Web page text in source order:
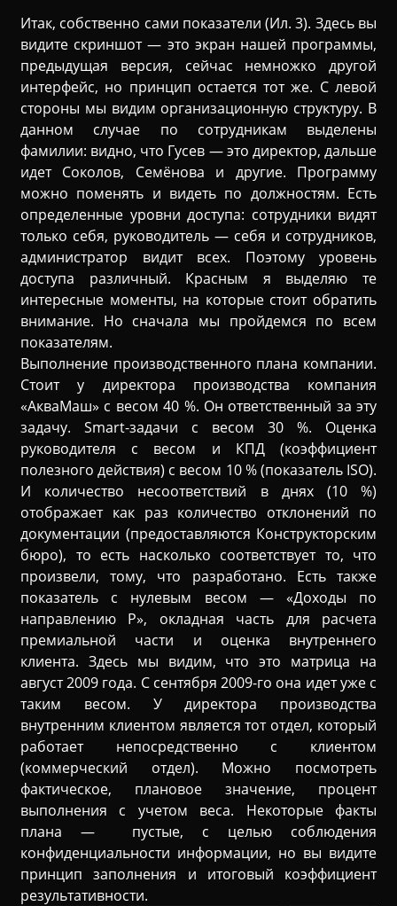
Итак, собственно сами показатели (Ил. 3). Здесь вы
видите скриншот — это экран нашей программы,
предыдущая версия, сейчас немножко другой
интерфейс, но принцип остается тот же. С левой
стороны мы видим организационную структуру. В
данном случае по сотрудникам выделены
фамилии: видно, что Гусев — это директор, дальше
идет Соколов, Семёнова и другие. Программу
можно поменять и видеть по должностям. Есть
определенные уровни доступа: сотрудники видят
только себя, руководитель — себя и сотрудников,
администратор видит всех. Поэтому уровень
доступа различный. Красным я выделяю те
интересные моменты, на которые стоит обратить
внимание. Но сначала мы пройдемся по всем
показателям.
Выполнение производственного плана компании.
Стоит у директора производства компания
«АкваМаш» с весом 40 %. Он ответственный за эту
задачу. Smart-задачи с весом 30 %. Оценка
руководителя с весом и КПД (коэффициент
полезного действия) с весом 10 % (показатель ISO).
И количество несоответствий в днях (10 %)
отображает как раз количество отклонений по
документации (предоставляются Конструкторским
бюро), то есть насколько соответствует то, что
произвели, тому, что разработано. Есть также
показатель с нулевым весом — «Доходы по
направлению Р», окладная часть для расчета
премиальной части и оценка внутреннего
клиента. Здесь мы видим, что это матрица на
август 2009 года. С сентября 2009-го она идет уже с
таким весом. У директора производства
внутренним клиентом является тот отдел, который
работает непосредственно с клиентом
(коммерческий отдел). Можно посмотреть
фактическое, плановое значение, процент
выполнения с учетом веса. Некоторые факты
плана — пустые, с целью соблюдения
конфиденциальности информации, но вы видите
принцип заполнения и итоговый коэффициент
результативности.